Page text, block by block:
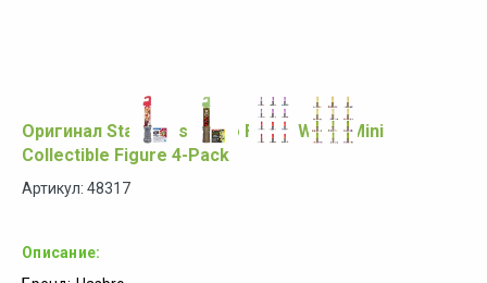
Оригинал Star Wars Micro Force WOW! Mini
Collectible Figure 4-Pack
Артикул: 48317
Описание: